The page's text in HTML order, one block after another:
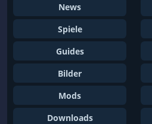
News
Spiele
Guides
Bilder
Mods
Downloads